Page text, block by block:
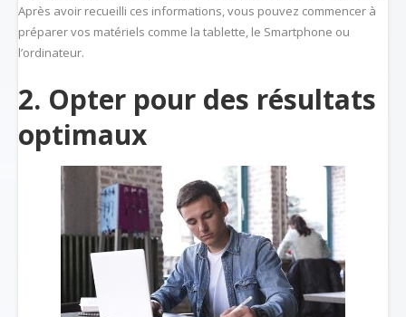
Après avoir recueilli ces informations, vous pouvez commencer à
préparer vos matériels comme la tablette, le Smartphone ou
l’ordinateur.
2. Opter pour des résultats
optimaux